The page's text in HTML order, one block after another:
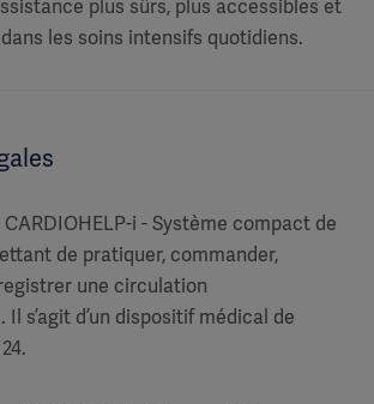
plus sûrs, plus accessibles et
les soins intensifs quotidiens.
CARDIOHELP-i - Système compact de
de pratiquer, commander,
une circulation
s’agit d’un dispositif médical de